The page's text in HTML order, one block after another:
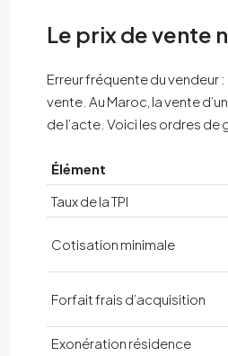
Le prix de vente
Erreur fréquente du vendeur
vente. Au Maroc, la vente
de l’acte. Voici les ordres
Élément
Taux de la TPI
Cotisation minimale
Forfait frais d’acquisition
Exonération résidence